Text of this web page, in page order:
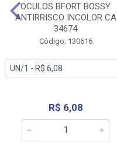
OCULOS BFORT BOSSY
ANTIRRISCO INCOLOR CA
34674
Código: 130616
R$ 6,08